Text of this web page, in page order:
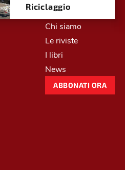
Riciclaggio
Chi siamo
Le riviste
I libri
News
ABBONATI ORA